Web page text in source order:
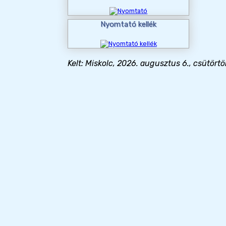
Nyomtató kellék
Kelt: Miskolc, 2026. augusztus 6.,